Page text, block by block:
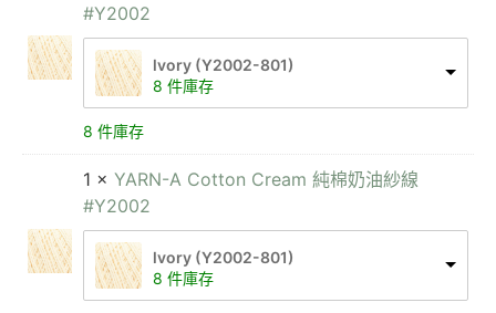
#Y2002
lvory (Y2002-801)
8 件庫存
8 件庫存
1 × YARN-A Cotton Cream 純棉奶油紗線
#Y2002
lvory (Y2002-801)
8 件庫存